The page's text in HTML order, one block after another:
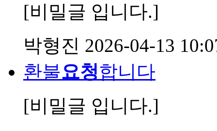
[비밀글 입니다.]
박형진 2026-04-13
환불요청합니다
[비밀글 입니다.]